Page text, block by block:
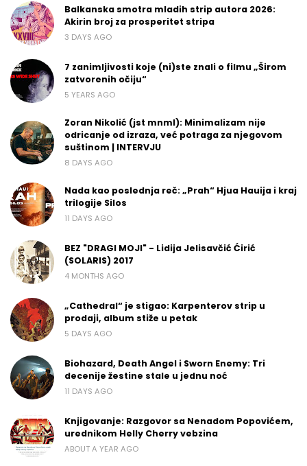
Balkanska smotra mladih strip autora 2026:
Akirin broj za prosperitet stripa
3 DAYS AGO
7 zanimljivosti koje (ni)ste znali o filmu „Širom
zatvorenih očiju“
5 YEARS AGO
Zoran Nikolić (jst mnml): Minimalizam nije
odricanje od izraza, već potraga za njegovom
suštinom | INTERVJU
8 DAYS AGO
Nada kao poslednja reč: „Prah“ Hjua Hauija i kraj
trilogije Silos
11 DAYS AGO
BEZ "DRAGI MOJI" - Lidija Jelisavčić Ćirić
(SOLARIS) 2017
4 MONTHS AGO
„Cathedral“ je stigao: Karpenterov strip u
prodaji, album stiže u petak
5 DAYS AGO
Biohazard, Death Angel i Sworn Enemy: Tri
decenije žestine stale u jednu noć
11 DAYS AGO
Knjigovanje: Razgovor sa Nenadom Popovićem,
urednikom Helly Cherry vebzina
ABOUT A YEAR AGO